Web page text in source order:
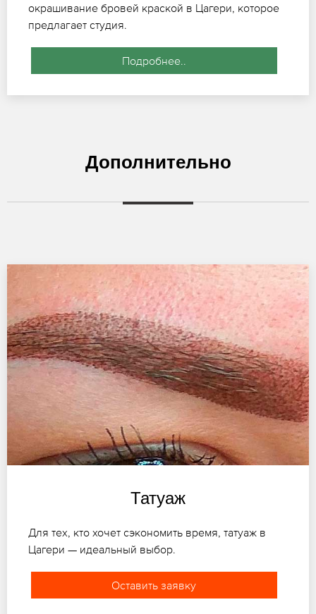
окрашивание бровей краской в Цагери, которое
предлагает студия.
Подробнее..
Дополнительно
Татуаж
Для тех, кто хочет сэкономить время, татуаж в
Цагери — идеальный выбор.
Оставить заявку